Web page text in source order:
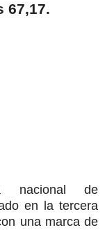
67,17.
nacional de
en la tercera
una marca de